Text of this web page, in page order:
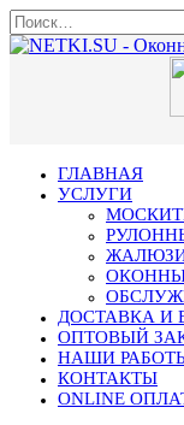
ГЛАВНАЯ
УСЛУГИ
ДОСТАВКА И
ОПТОВЫЙ
НАШИ
КОНТАКТЫ
ONLINE